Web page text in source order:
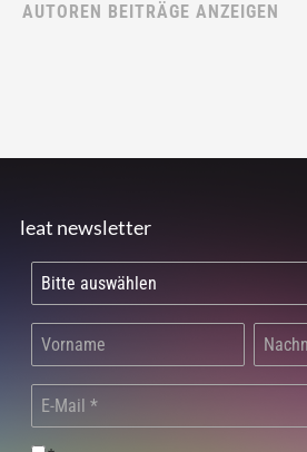
AUTOREN BEITRÄGE ANZEIGEN
leat newsletter